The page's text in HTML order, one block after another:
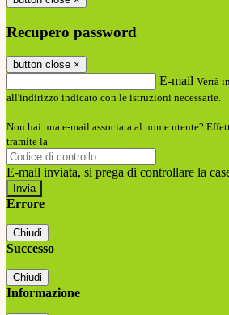
Recupero password
button close ×
E-mail Verrà
all'indirizzo indicato con le istruzioni necessarie.
Non hai una e-mail associata al nome utente?
tramite la
E-mail inviata, si prega di controllare la
Errore
Chiudi
Successo
Chiudi
Informazione